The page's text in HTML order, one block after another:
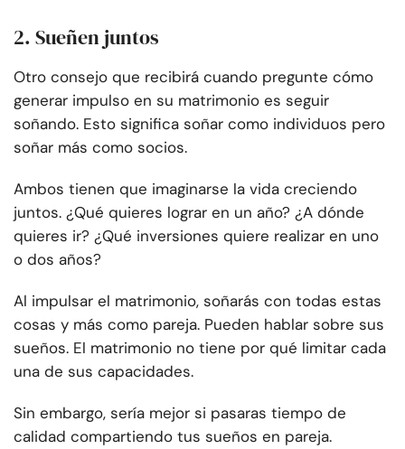
2. Sueñen juntos
Otro consejo que recibirá cuando pregunte cómo
generar impulso en su matrimonio es seguir
soñando. Esto significa soñar como individuos pero
soñar más como socios.
Ambos tienen que imaginarse la vida creciendo
juntos. ¿Qué quieres lograr en un año? ¿A dónde
quieres ir? ¿Qué inversiones quiere realizar en uno
o dos años?
Al impulsar el matrimonio, soñarás con todas estas
cosas y más como pareja. Pueden hablar sobre sus
sueños. El matrimonio no tiene por qué limitar cada
una de sus capacidades.
Sin embargo, sería mejor si pasaras tiempo de
calidad compartiendo tus sueños en pareja.